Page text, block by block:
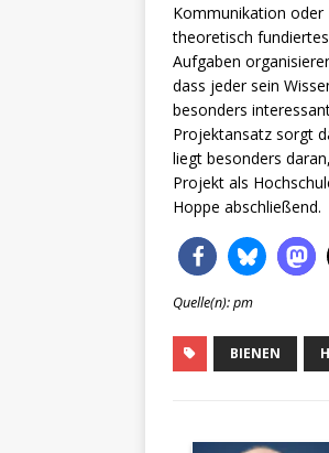
Kommunikation oder
theoretisch
Aufgaben
dass jeder sein
besonders
Projektansatz sorgt
liegt besonders
Projekt als
Hoppe abschließend.
Quelle(n): pm
BIENEN